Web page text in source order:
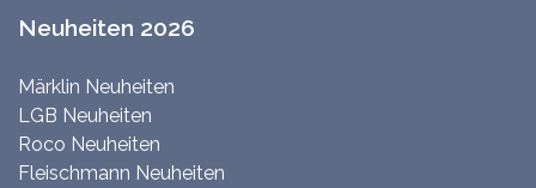
Neuheiten 2026
Märklin Neuheiten
LGB Neuheiten
Roco Neuheiten
Fleischmann Neuheiten